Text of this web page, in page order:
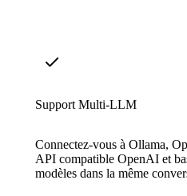
Support Multi-LLM
Connectez-vous à Ollama,
API compatible OpenAI et
modèles dans la même